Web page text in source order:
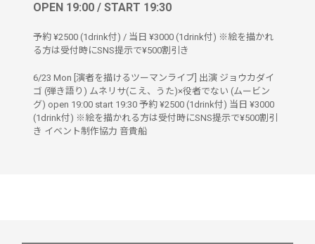
OPEN 19:00 / START 19:30
予約 ¥2500 (1drink付) / 当日 ¥3000 (1drink付) ※絵を描かれ
る方は受付時にSNS提示で¥500割引き
6/23 Mon [演者を描けるツーマンライブ] 出演 ジョウカダイ
ゴ (弾き語り) ムネリサ(こえ、うた)×役者でない (ムービン
グ) open 19:00 start 19:30 予約 ¥2500 (1drink付) 当日 ¥3000
(1drink付) ※絵を描かれる方は受付時にSNS提示で¥500割引
き イベント制作協力 音貴船